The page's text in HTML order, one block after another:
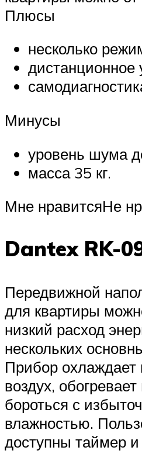
Плюсы
несколько
дистанционное
Минусы
уровень шума
масса 35 кг.
Мне нравитсяНе
Dantex RK-
Передвижной
для квартиры
низкий расход
нескольких
Прибор охлаждает
воздух,
бороться с
влажностью.
доступны таймер